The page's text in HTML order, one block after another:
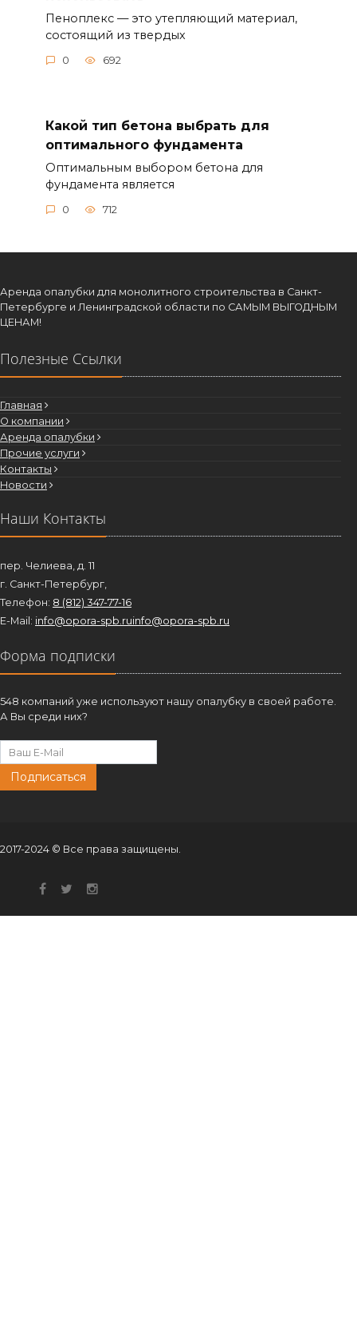
Пеноплекс — это утепляющий материал,
состоящий из твердых
0 692
Какой тип бетона выбрать для
оптимального фундамента
Оптимальным выбором бетона для
фундамента является
0 712
Аренда опалубки для монолитного строительства в Санкт-
Петербурге и Ленинградской области по САМЫМ ВЫГОДНЫМ
ЦЕНАМ!
Полезные Ссылки
Главная
О компании
Аренда опалубки
Прочие услуги
Контакты
Новости
Наши Контакты
пер. Челиева, д. 11
г. Санкт-Петербург,
Телефон: 8 (812) 347-77-16
E-Mail: info@opora-spb.ruinfo@opora-spb.ru
Форма подписки
548 компаний уже используют нашу опалубку в своей работе.
А Вы среди них?
Подписаться
2017-2024 © Все права защищены.